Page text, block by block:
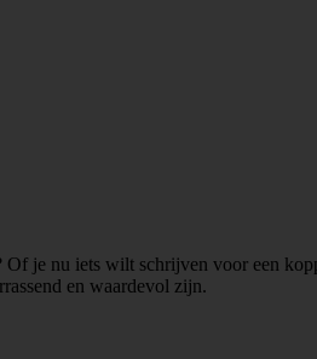
je nu iets wilt schrijven voor een
en waardevol zijn.